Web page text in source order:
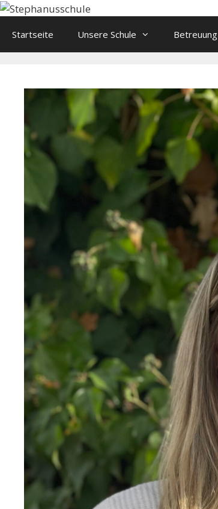
Springe
InhaltStartseite Unsere Schule Betreuung